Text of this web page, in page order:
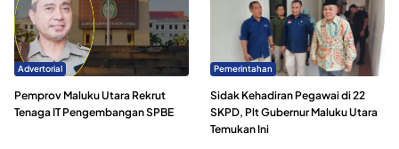
Advertorial
Pemprov Maluku Utara Rekrut
Tenaga IT Pengembangan SPBE
Pemerintahan
Sidak Kehadiran Pegawai di 22
SKPD, Plt Gubernur Maluku Utara
Temukan Ini